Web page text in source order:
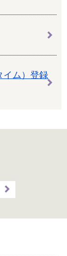
イム）登録